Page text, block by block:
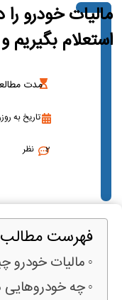
مالیات خودرو
استعلام بگیریم
مدت
تاریخ به
2 نظر
فهرست مطالب
مالیات
چه